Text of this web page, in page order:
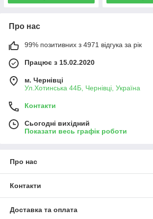
Про нас
99% позитивних з 4971 відгука за рік
Працює з 15.02.2020
м. Чернівці
Ул.Хотинська 44Б, Чернівці, Україна
Контакти
Сьогодні вихідний
Показати весь графік роботи
Про нас
Контакти
Доставка та оплата